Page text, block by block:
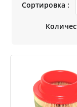
Сортировка :